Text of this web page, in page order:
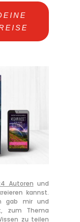
Autoren und
kannst.
gab mir und
zum Thema
zu teilen